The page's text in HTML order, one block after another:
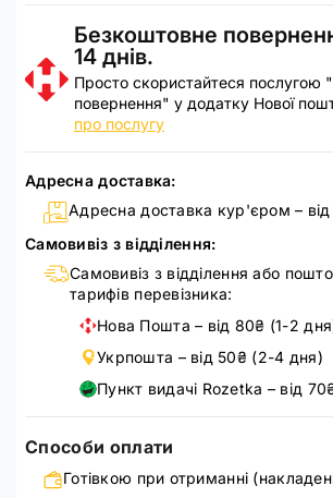
Безкоштовне
14 днів.
Просто скористайтеся послугою
повернення" у додатку Нової
про послугу
Адресна доставка:
Адресна доставка кур'єром –
Самовивіз з відділення:
Самовивіз з відділення або
тарифів перевізника:
Нова Пошта – від 80₴ (1-2
Укрпошта – від 50₴ (2-4 дня)
Пункт видачі Rozetka – від
Способи оплати
Готівкою при отриманні